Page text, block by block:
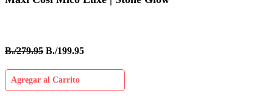
B./279.95 B./199.95
Agregar al Carrito